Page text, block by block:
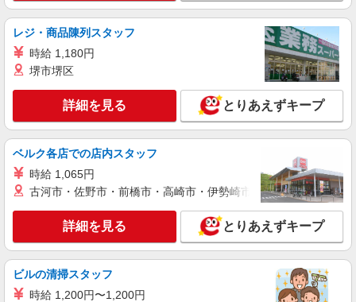
下野市 車通勤OK
キープ 詳細を見る
株式会社kotrio /●UT-H-2067132
下野市≫家庭的でこぢんまりしたグルホ＊家事
サポートなど
時給1500円〜2125円 ＜日払い有/週払い有/交
下野市 車通勤OK
キープ 詳細を見る
株式会社kotrio /●UT-H-2051328
下野市＊年齢不問◎未経験から安定した業界へ
レジ・商品陳列スタッフ
時給 1,180円
堺市堺区
詳細を見る とりあえずキープ
ベルク各店での店内スタッフ
時給 1,065円
古河市・佐野市・前橋市・高崎市・伊勢崎市・太田市・館林市
詳細を見る とりあえずキープ
ビルの清掃スタッフ
時給 1,200円〜1,200円